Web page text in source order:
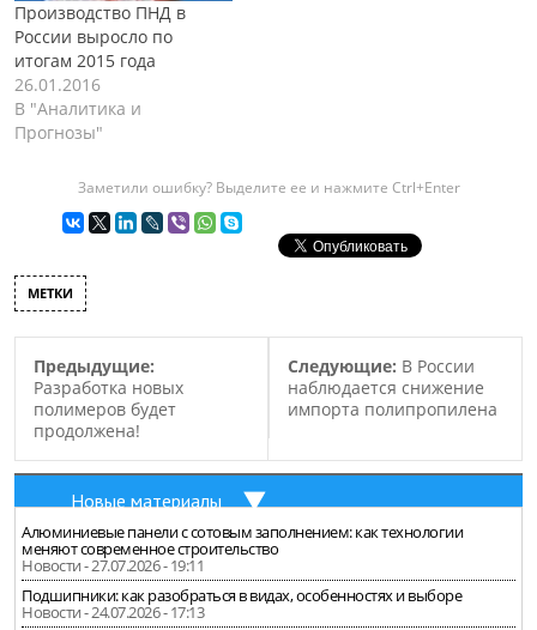
подозреваются…
Производство ПНД в
России выросло по
итогам 2015 года
26.01.2016
В "Аналитика и
Прогнозы"
Заметили ошибку? Выделите ее и нажмите Ctrl+Enter
МЕТКИ
Предыдущие:
Разработка новых
полимеров будет
продолжена!
Следующие: В России
наблюдается снижение
импорта полипропилена
Новые материалы
Алюминиевые панели с сотовым заполнением: как технологии
меняют современное строительство
Новости - 27.07.2026 - 19:11
Подшипники: как разобраться в видах, особенностях и выборе
Новости - 24.07.2026 - 17:13